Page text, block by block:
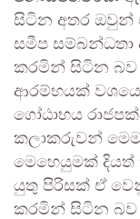
සිටින අතර ඔවුන්
සමීප සම්බන්ධතා
කරමින් සිටින බව
ආරම්භයක්
ගෝඨාභය
කලාකරුවන්
මෙහෙයුමක්
යුතු පිරිසක් ඒ
කරමින් සිටින බව